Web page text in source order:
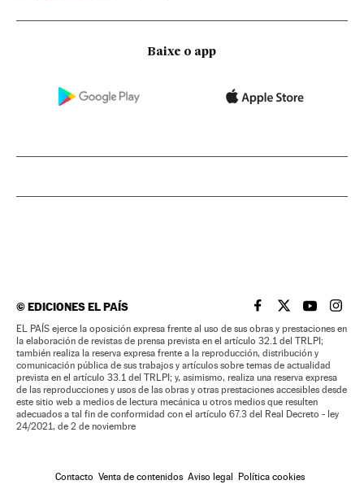
Baixe o app
©EDICIONES EL PAÍS EL PAÍS BRASIL EN
EL PAÍSEL PAÍS
EL
EL PAÍS ejerce la oposición expresa frente al uso de sus obras y prestaciones en
la elaboración de revistas de prensa prevista en el artículo 32.1 del TRLPI;
también realiza la reserva expresa frente a la reproducción, distribución y
comunicación pública de sus trabajos y artículos sobre temas de actualidad
prevista en el artículo 33.1 del TRLPI; y, asimismo, realiza una reserva expresa
de las reproducciones y usos de las obras y otras prestaciones accesibles desde
este sitio web a medios de lectura mecánica u otros medios que resulten
adecuados a tal fin de conformidad con el artículo 67.3 del Real Decreto - ley
24/2021, de 2 de noviembre
Contacto Venta de contenidos Aviso legal Política cookies